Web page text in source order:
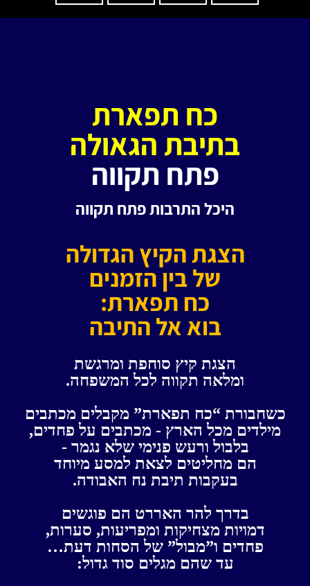
כח תפארת
בתיבת הגאולה
פתח תקווה
היכל התרבותפתח תקווה
הצגת הקיץ הגדולה
של בין הזמנים
כח תפארת:
בוא אל התיבה
הצגת קיץ סוחפת ומרגשת
ומלאה תקווה לכל המשפחה.
כשחבורת “כח תפארת” מקבלים מכתבים
מילדים מכל הארץ - מכתבים על פחדים,
בלבול ורעש פנימי שלא נגמר -
הם מחליטים לצאת למסע מיוחד
בעקבות תיבת נח האבודה.
בדרך להר האררט הם פוגשים
דמויות מצחיקות ומפריעות, סערות,
פחדים ו”מבול” של הסחות דעת…
עד שהם מגלים סוד גדול: